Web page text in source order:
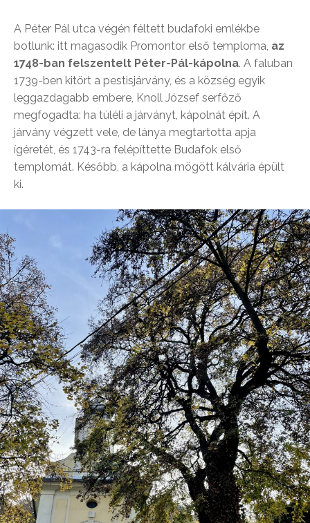
A Péter Pál utca végén féltett budafoki emlékbe
botlunk: itt magasodik Promontor első temploma, az
1748-ban felszentelt Péter-Pál-kápolna. A faluban
1739-ben kitört a pestisjárvány, és a község egyik
leggazdagabb embere, Knoll József serfőző
megfogadta: ha túléli a járványt, kápolnát épít. A
járvány végzett vele, de lánya megtartotta apja
ígéretét, és 1743-ra felépíttette Budafok első
templomát. Később, a kápolna mögött kálvária épült
ki.